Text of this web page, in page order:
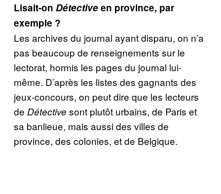
Lisait-on Détectiveen province, par
exemple ?
Les archives du journal ayant disparu, on n’a
pas beaucoup de renseignements sur le
lectorat, hormis les pages du journal lui-
même. D’après les listes des gagnants des
jeux-concours, on peut dire que les lecteurs
de Détective sont plutôt urbains, de Paris et
sa banlieue, mais aussi des villes de
province, des colonies, et de Belgique.